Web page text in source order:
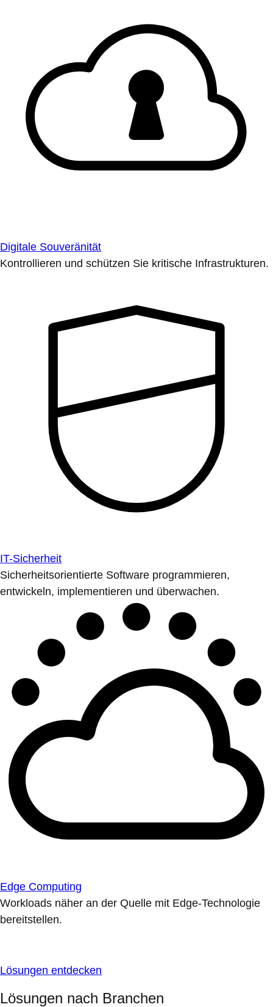
Digitale Souveränität
Kontrollieren und schützen Sie kritische Infrastrukturen.
IT-Sicherheit
Sicherheitsorientierte Software programmieren,
entwickeln, implementieren und überwachen.
Edge Computing
Workloads näher an der Quelle mit Edge-Technologie
bereitstellen.
Lösungen entdecken
Lösungen nach Branchen